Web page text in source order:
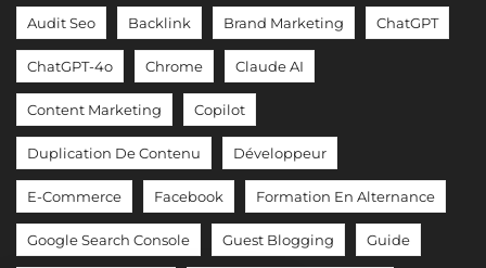
Audit Seo Backlink Brand Marketing ChatGPT
ChatGPT-4o Chrome Claude AI
Content Marketing Copilot
Duplication De Contenu Développeur
E-Commerce Facebook Formation En Alternance
Google Search Console Guest Blogging Guide